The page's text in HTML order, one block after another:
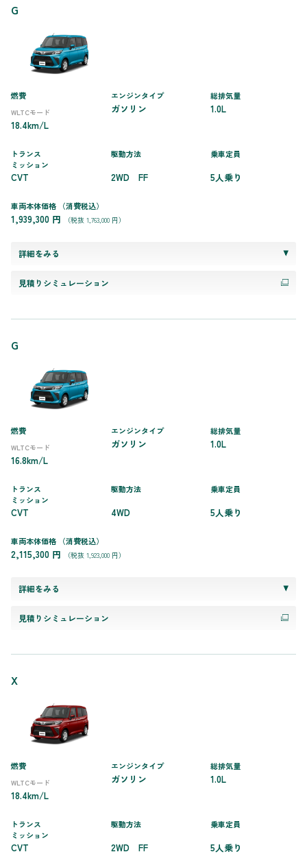
G
燃費
WLTCモード
18.4km/L
エンジンタイプ
ガソリン
総排気量
1.0L
トランス
ミッション
CVT
駆動方法
2WD FF
乗車定員
5人乗り
車両本体価格 （消費税込）
1,939,300 円 （税抜 1,763,000 円）
詳細をみる
見積りシミュレーション
G
燃費
WLTCモード
16.8km/L
エンジンタイプ
ガソリン
総排気量
1.0L
トランス
ミッション
CVT
駆動方法
4WD
乗車定員
5人乗り
車両本体価格 （消費税込）
2,115,300 円 （税抜 1,923,000 円）
詳細をみる
見積りシミュレーション
X
燃費
WLTCモード
18.4km/L
エンジンタイプ
ガソリン
総排気量
1.0L
トランス
ミッション
CVT
駆動方法
2WD FF
乗車定員
5人乗り